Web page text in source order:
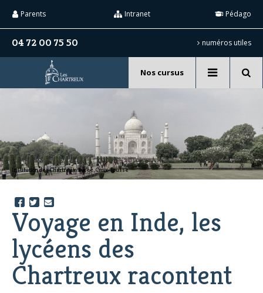
contenu.
|
personnels
Nos cursus
04 72 00 75 50 numéros utiles
Parents Intranet Pédago
Institution des Chartreux. Lycée. Croix-Rousse
Voyage en Inde, les
lycéens des
Chartreux racontent